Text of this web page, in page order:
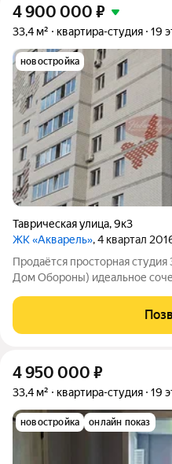
4 900 000 ₽
33,4 м² квартира-студия 19
новостройка
Таврическая улица,9к3
ЖК «Акварель», 4 квартал
Продаётся просторная
Дом Обороны) идеальное сочетание вида, комфорта и
Обороны, ЖК Акварель. С 19го
4 950 000 ₽
33,4 м² квартира-студия 19
новостройка онлайн показ